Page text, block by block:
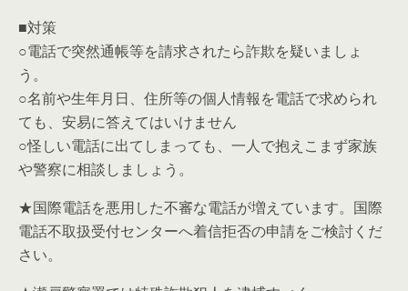
■対策
○電話で突然通帳等を請求されたら詐欺を疑いましょ
う。
○名前や生年月日、住所等の個人情報を電話で求められ
ても、安易に答えてはいけません
○怪しい電話に出てしまっても、一人で抱えこまず家族
や警察に相談しましょう。
★国際電話を悪用した不審な電話が増えています。国際
電話不取扱受付センターへ着信拒否の申請をご検討くだ
さい。